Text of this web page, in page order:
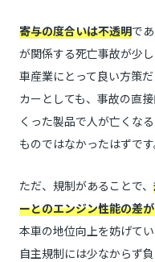
寄与の度合いは不透明で
が関係する死亡事故が少
車産業にとって良い方策
カーとしても、事故の直
くった製品で人が亡くな
ものではなかったはずです
ただ、規制があることで、
ーとのエンジン性能の差
本車の地位向上を妨げて
自主規制には少なからず